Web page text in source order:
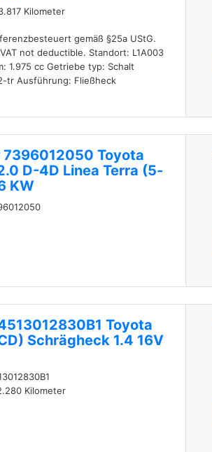
Kilometer
gemäß §25a UStG.
not deductible. Standort: L1A003
1.975 cc Getriebe typ: Schalt
tr Ausführung: Fließheck
Toyota
D-4D Linea Terra (5-
KW
Toyota
Schrägheck 1.4 16V
Kilometer